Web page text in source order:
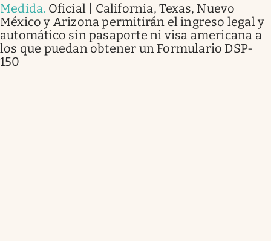
Medida. Oficial | California, Texas, Nuevo
México y Arizona permitirán el ingreso legal y
automático sin pasaporte ni visa americana a
los que puedan obtener un Formulario DSP-
150